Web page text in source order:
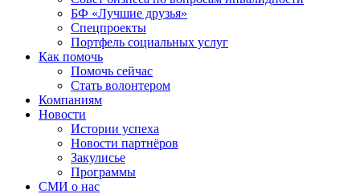
БФ «Лучшие друзья»
Спецпроекты
Портфель социальных услуг
Как помочь
Помочь сейчас
Стать волонтером
Компаниям
Новости
Истории успеха
Новости партнёров
Закулисье
Программы
СМИ о нас